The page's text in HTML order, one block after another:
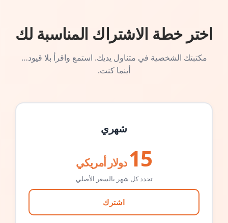
اختر خطة الاشتراك المناسبة لك
مكتبتك الشخصية في متناول يديك. استمع واقرأ بلا قيود…
أينما كنت.
شهري
15 دولار أمريكي
تجدد كل شهر بالسعر الأصلي
اشترك